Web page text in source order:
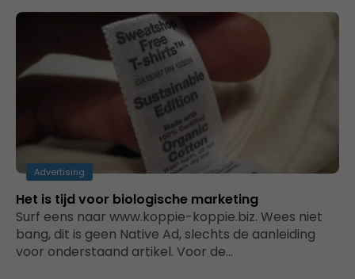
Advertising
Het is tijd voor biologische marketing
​Surf eens naar www.koppie-koppie.biz. Wees niet
bang, dit is geen Native Ad, slechts de aanleiding
voor onderstaand artikel. Voor de…